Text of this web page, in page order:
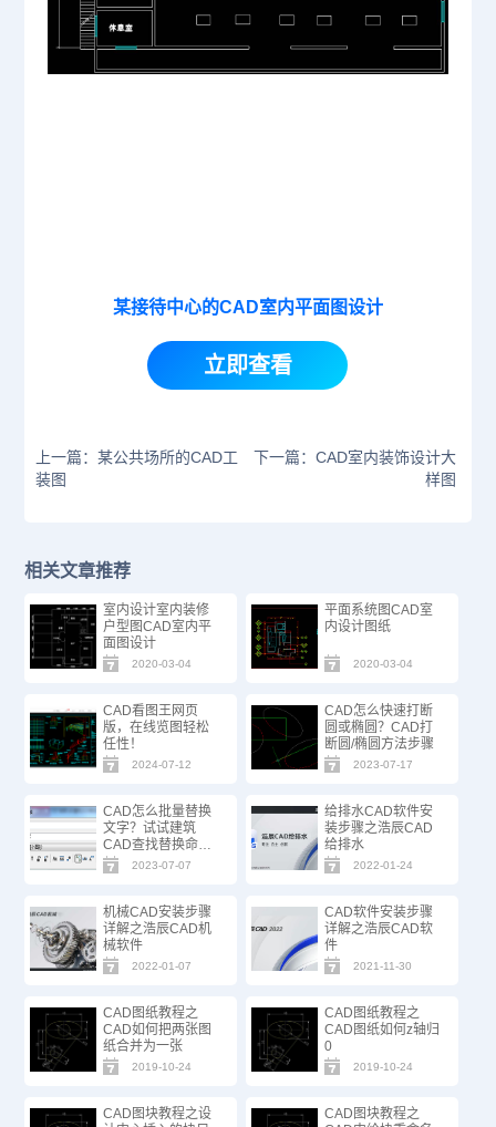
某接待中心的CAD室内平面图设计
立即查看
上一篇：某公共场所的CAD工
装图
下一篇：CAD室内装饰设计大
样图
相关文章推荐
室内设计室内装修
户型图CAD室内平
面图设计
2020-03-04
平面系统图CAD室
内设计图纸
2020-03-04
CAD看图王网页
版，在线览图轻松
任性！
2024-07-12
CAD怎么快速打断
圆或椭圆？CAD打
断圆/椭圆方法步骤
2023-07-17
CAD怎么批量替换
文字？试试建筑
CAD查找替换命
令！
2023-07-07
给排水CAD软件安
装步骤之浩辰CAD
给排水
2022-01-24
机械CAD安装步骤
详解之浩辰CAD机
械软件
2022-01-07
CAD软件安装步骤
详解之浩辰CAD软
件
2021-11-30
CAD图纸教程之
CAD如何把两张图
纸合并为一张
2019-10-24
CAD图纸教程之
CAD图纸如何z轴归
0
2019-10-24
CAD图块教程之设
CAD图块教程之